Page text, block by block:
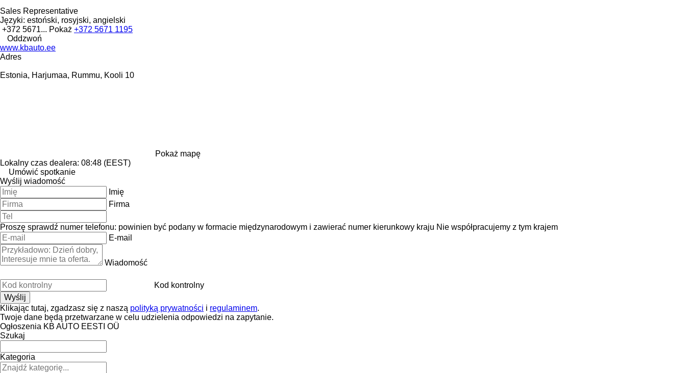
Sales Representative
Języki: estoński, rosyjski, angielski
+372 5671... Pokaż +372 5671 1195
Oddzwoń
www.kbauto.ee
Adres
Estonia, Harjumaa, Rummu, Kooli 10
Pokaż mapę
Lokalny czas dealera: 08:48 (EEST)
Umówić spotkanie
Wyślij wiadomość
Imię
Firma
Proszę sprawdź numer telefonu: powinien być podany w formacie międzynarodowym i zawierać numer kierunkowy kraju Nie współpracujemy z tym krajem
E-mail
Wiadomość
Kod kontrolny
Klikając tutaj, zgadzasz się z naszą polityką prywatności i regulaminem.
Twoje dane będą przetwarzane w celu udzielenia odpowiedzi na zapytanie.
Ogłoszenia KB AUTO EESTI OÜ
Szukaj
Kategoria